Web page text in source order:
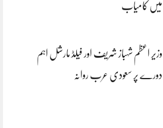
میں کامیاب
وزیر اعظم شہباز شریف اور فیلڈ مارشل اہم
دورے پر سعودی عرب روانہ